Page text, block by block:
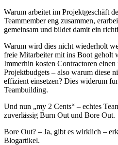
Warum arbeitet im Projektgeschäft
Teammember eng zusammen,
gemeinsam und bildet damit ein
Warum wird dies nicht wiederholt
freie Mitarbeiter mit ins Boot geholt
Immerhin kosten Contractoren
Projektbudgets – also warum diese
effizient einsetzen? Dies widerum
Teambuilding.
Und nun „my 2 Cents“ – echtes
zuverlässig Burn Out und Bore Out.
Bore Out? – Ja, gibt es wirklich –
Blogartikel.